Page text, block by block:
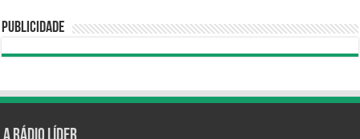
Publicidade